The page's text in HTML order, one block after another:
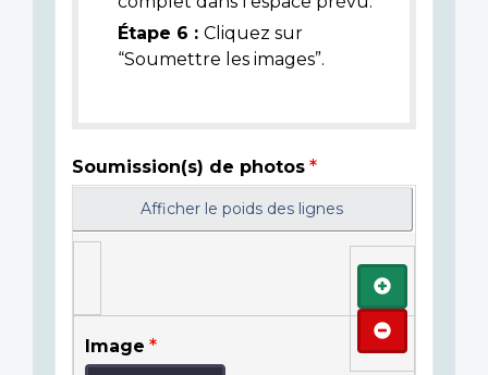
Étape 6 : Cliquez sur
“Soumettre les images”.
Soumission(s) de photos
Afficher le poids des lignes
Image
Ajouter
Retirer